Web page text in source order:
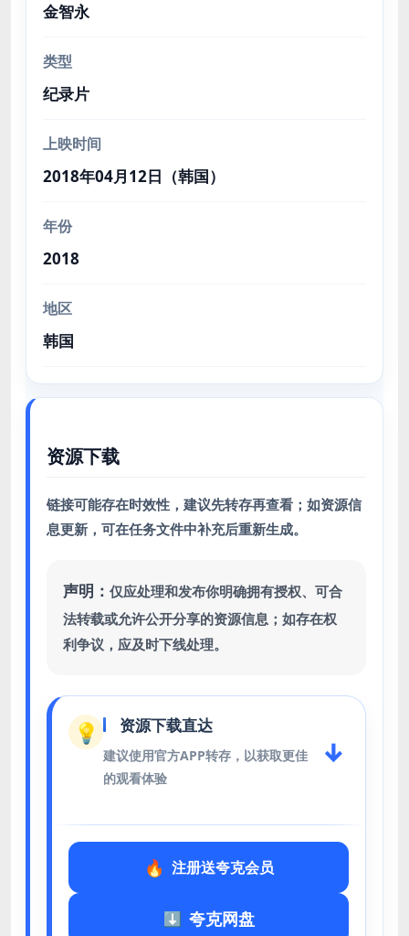
金智永
类型
纪录片
上映时间
2018年04月12日（韩国）
年份
2018
地区
韩国
资源下载
链接可能存在时效性，建议先转存再查看；如资源信
息更新，可在任务文件中补充后重新生成。
声明： 仅应处理和发布你明确拥有授权、可合
法转载或允许公开分享的资源信息；如存在权
利争议，应及时下线处理。
💡 资源下载直达
建议使用官方APP转存，以获取更佳
的观看体验
↓
注册送夸克会员
夸克网盘